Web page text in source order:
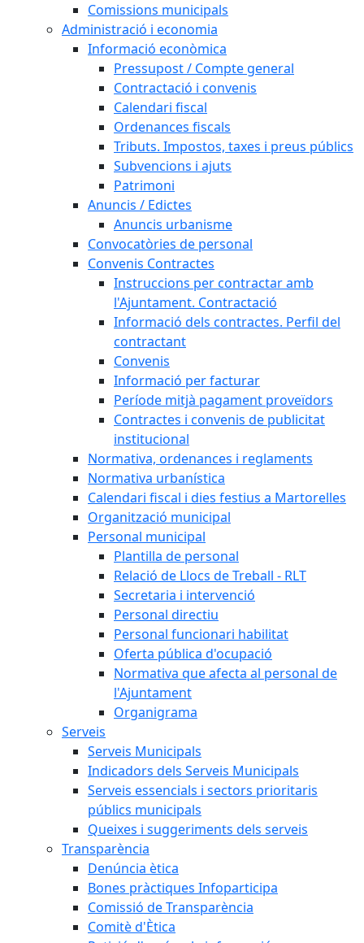
Comissions municipals
Administració i economia
Informació econòmica
Pressupost / Compte general
Contractació i convenis
Calendari fiscal
Ordenances fiscals
Tributs. Impostos, taxes i preus públics
Subvencions i ajuts
Patrimoni
Anuncis / Edictes
Anuncis urbanisme
Convocatòries de personal
Convenis Contractes
Instruccions per contractar amb
l'Ajuntament. Contractació
Informació dels contractes. Perfil del
contractant
Convenis
Informació per facturar
Període mitjà pagament proveïdors
Contractes i convenis de publicitat
institucional
Normativa, ordenances i reglaments
Normativa urbanística
Calendari fiscal i dies festius a Martorelles
Organització municipal
Personal municipal
Plantilla de personal
Relació de Llocs de Treball - RLT
Secretaria i intervenció
Personal directiu
Personal funcionari habilitat
Oferta pública d'ocupació
Normativa que afecta al personal de
l'Ajuntament
Organigrama
Serveis
Serveis Municipals
Indicadors dels Serveis Municipals
Serveis essencials i sectors prioritaris
públics municipals
Queixes i suggeriments dels serveis
Transparència
Denúncia ètica
Bones pràctiques Infoparticipa
Comissió de Transparència
Comitè d'Ètica